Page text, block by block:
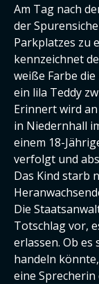
Am Tag nach
der
Parkplatzes zu
kennzeichnet
weiße Farbe
ein lila Teddy
Erinnert wird
in Niedernhall
einem 18-
verfolgt und
Das Kind starb
Die
Totschlag vor,
erlassen. Ob es
handeln
eine Sprecherin